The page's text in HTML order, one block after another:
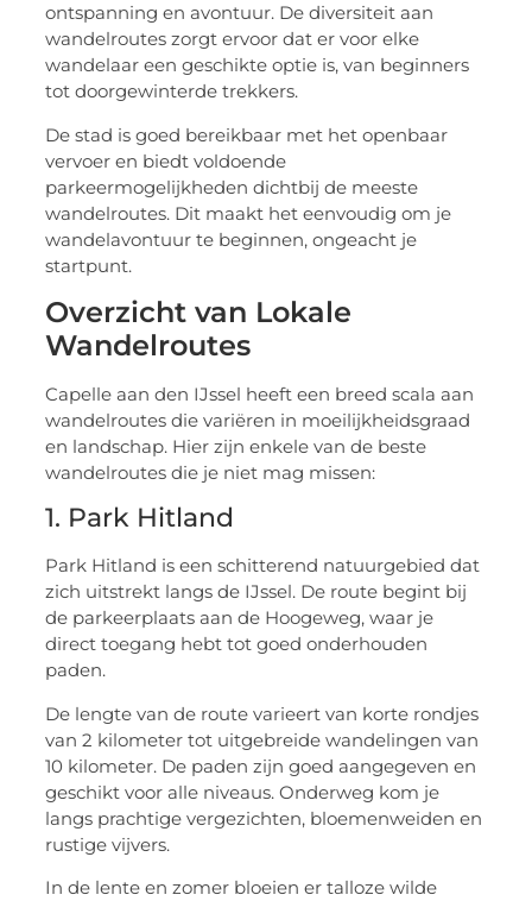
ontspanning en avontuur. De diversiteit aan
wandelroutes zorgt ervoor dat er voor elke
wandelaar een geschikte optie is, van beginners
tot doorgewinterde trekkers.
De stad is goed bereikbaar met het openbaar
vervoer en biedt voldoende
parkeermogelijkheden dichtbij de meeste
wandelroutes. Dit maakt het eenvoudig om je
wandelavontuur te beginnen, ongeacht je
startpunt.
Overzicht van Lokale
Wandelroutes
Capelle aan den IJssel heeft een breed scala aan
wandelroutes die variëren in moeilijkheidsgraad
en landschap. Hier zijn enkele van de beste
wandelroutes die je niet mag missen:
1. Park Hitland
Park Hitland is een schitterend natuurgebied dat
zich uitstrekt langs de IJssel. De route begint bij
de parkeerplaats aan de Hoogeweg, waar je
direct toegang hebt tot goed onderhouden
paden.
De lengte van de route varieert van korte rondjes
van 2 kilometer tot uitgebreide wandelingen van
10 kilometer. De paden zijn goed aangegeven en
geschikt voor alle niveaus. Onderweg kom je
langs prachtige vergezichten, bloemenweiden en
rustige vijvers.
In de lente en zomer bloeien er talloze wilde